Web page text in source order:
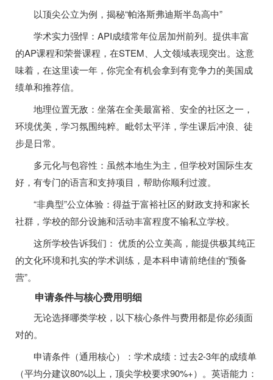
以顶尖公立为例，揭秘“帕洛斯弗迪斯半岛高中”
学术实力强悍：API成绩常年位居加州前列。提供丰富
的AP课程和荣誉课程，在STEM、人文领域表现突出。这意
味着，在这里读一年，你完全有机会拿到有竞争力的美国成
绩单和推荐信。
地理位置无敌：坐落在全美最富裕、安全的社区之一，
环境优美，学习氛围纯粹。毗邻太平洋，学生课后冲浪、徒
步是日常。
多元化与包容性：虽然本地生为主，但学校对国际生友
好，有专门的语言和支持项目，帮助你顺利过渡。
“非典型”公立体验：得益于富裕社区的财政支持和家长
社群，学校的部分设施和活动丰富程度不输私立学校。
这所学校告诉我们： 优质的公立美高，能提供极其纯正
的文化环境和扎实的学术训练，是本科申请前绝佳的“预备
营”。
申请条件与核心费用明细
无论选择哪类学校，以下核心条件与费用都是你必须面
对的。
申请条件（通用核心）：学术成绩：过去2-3年的成绩单
（平均分建议80%以上，顶尖学校要求90%+）。英语能力：